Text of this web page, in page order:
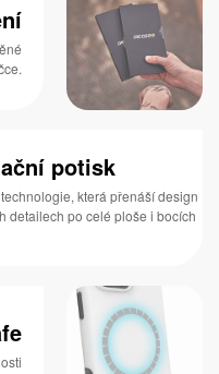
potisk
která přenáší design
detailech po celé ploše i bocích